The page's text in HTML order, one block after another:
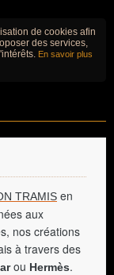
de cookies afin
des services,
En savoir plus
TRAMIS en
aux
nos créations
à travers des
ou Hermès.